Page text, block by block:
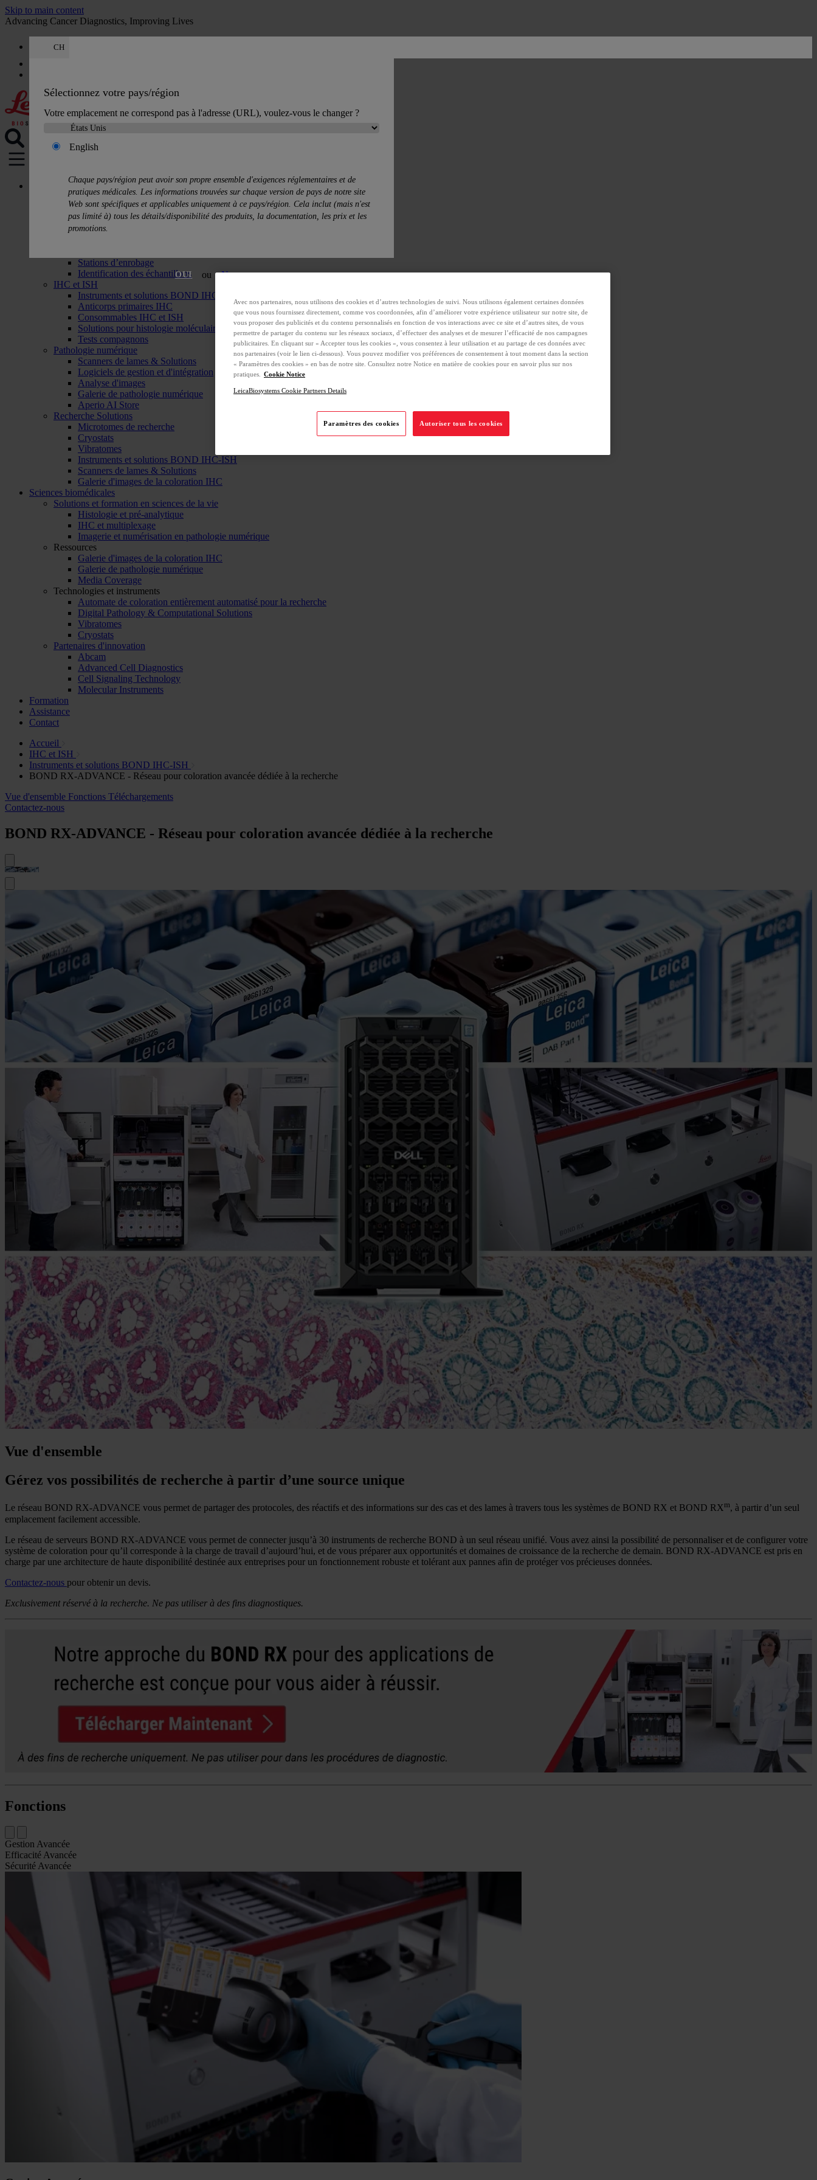
Skip to main content
Advancing Cancer Diagnostics, Improving Lives
CH
Sélectionnez votre pays/région
Votre emplacement ne correspond pas à l'adresse (URL), voulez-vous le changer ?
English
Chaque pays/région peut avoir son propre ensemble d'exigences réglementaires et de
pratiques médicales. Les informations trouvées sur chaque version de pays de notre site
Web sont spécifiques et applicables uniquement à ce pays/région. Cela inclut (mais n'est
pas limité à) tous les détails/disponibilité des produits, la documentation, les prix et les
promotions.
OUI ou Non
Solutions d’histologie
Préparateurs de tissus
Colorateur de lames et colleuse de lamelles
Microtomes
Stations d’enrobage
Identification des échantillons
IHC et ISH
Instruments et solutions BOND IHC-ISH
Anticorps primaires IHC
Consommables IHC et ISH
Solutions pour histologie moléculaire
Tests compagnons
Pathologie numérique
Scanners de lames & Solutions
Logiciels de gestion et d'intégration
Analyse d'images
Galerie de pathologie numérique
Aperio AI Store
Recherche Solutions
Microtomes de recherche
Cryostats
Vibratomes
Instruments et solutions BOND IHC-ISH
Scanners de lames & Solutions
Galerie d'images de la coloration IHC
Sciences biomédicales
Solutions et formation en sciences de la vie
Histologie et pré-analytique
IHC et multiplexage
Imagerie et numérisation en pathologie numérique
Ressources
Galerie d'images de la coloration IHC
Galerie de pathologie numérique
Media Coverage
Technologies et instruments
Automate de coloration entièrement automatisé pour la recherche
Digital Pathology & Computational Solutions
Vibratomes
Cryostats
Partenaires d'innovation
Abcam
Advanced Cell Diagnostics
Cell Signaling Technology
Molecular Instruments
Formation
Assistance
Contact
Accueil
IHC et ISH
Instruments et solutions BOND IHC-ISH
BOND RX-ADVANCE - Réseau pour coloration avancée dédiée à la recherche
Vue d'ensemble Fonctions Téléchargements
Contactez-nous
BOND RX-ADVANCE - Réseau pour coloration avancée dédiée à la recherche
Vue d'ensemble
Gérez vos possibilités de recherche à partir d’une source unique
Le réseau BOND RX-ADVANCE vous permet de partager des protocoles, des réactifs et des informations sur des cas et des lames à travers tous les systèmes de BOND RX et BOND RXm, à partir d’un seul
emplacement facilement accessible.
Le réseau de serveurs BOND RX-ADVANCE vous permet de connecter jusqu’à 30 instruments de recherche BOND à un seul réseau unifié. Vous avez ainsi la possibilité de personnaliser et de configurer votre
système de coloration pour qu’il corresponde à la charge de travail d’aujourd’hui, et de vous préparer aux opportunités et domaines de croissance de la recherche de demain. BOND RX-ADVANCE est pris en
charge par une architecture de haute disponibilité destinée aux entreprises pour un fonctionnement robuste et tolérant aux pannes afin de protéger vos précieuses données.
Contactez-nous pour obtenir un devis.
Exclusivement réservé à la recherche. Ne pas utiliser à des fins diagnostiques.
Fonctions
Gestion Avancée
Efficacité Avancée
Sécurité Avancée
Avec nos partenaires, nous utilisons des cookies et d’autres technologies de suivi. Nous utilisons également certaines données
que vous nous fournissez directement, comme vos coordonnées, afin d’améliorer votre expérience utilisateur sur notre site, de
vous proposer des publicités et du contenu personnalisés en fonction de vos interactions avec ce site et d’autres sites, de vous
permettre de partager du contenu sur les réseaux sociaux, d’effectuer des analyses et de mesurer l’efficacité de nos campagnes
publicitaires. En cliquant sur « Accepter tous les cookies », vous consentez à leur utilisation et au partage de ces données avec
nos partenaires (voir le lien ci-dessous). Vous pouvez modifier vos préférences de consentement à tout moment dans la section
« Paramètres des cookies » en bas de notre site. Consultez notre Notice en matière de cookies pour en savoir plus sur nos
pratiques.
Cookie Notice
LeicaBiosystems Cookie Partners Details
Paramètres des cookies Autoriser tous les cookies